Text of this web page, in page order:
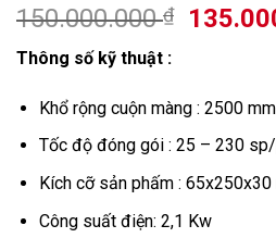
150.000.000₫
Giá
Thông số kỹ thuật :
Khổ rộng cuộn màng : 2500 mm
Tốc độ đóng gói : 25 – 230
Kích cỡ sản phấm : 65x250x30
Công suất điện: 2,1 Kw